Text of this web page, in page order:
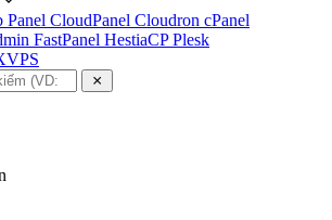
Panel CloudPanel Cloudron cPanel
FastPanel HestiaCPPlesk